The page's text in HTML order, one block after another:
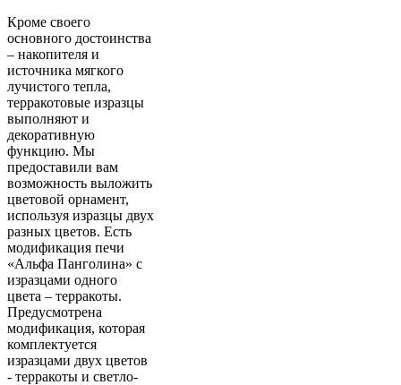
Кроме своего
основного достоинства
– накопителя и
источника мягкого
лучистого тепла,
терракотовые изразцы
выполняют и
декоративную
функцию. Мы
предоставили вам
возможность выложить
цветовой орнамент,
используя изразцы двух
разных цветов. Есть
модификация печи
«Альфа Панголина» с
изразцами одного
цвета – терракоты.
Предусмотрена
модификация, которая
комплектуется
изразцами двух цветов
- терракоты и светло-